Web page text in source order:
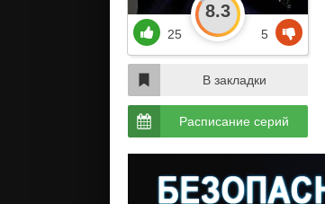
25
8.3
5
В закладки
Расписание серий